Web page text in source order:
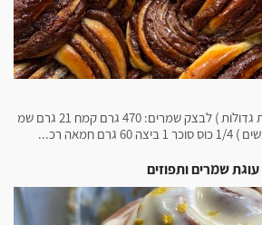
צמת שמרים נוטלה ( 2 צמות גדולות ) לבצק שמרים: 470 גרם קמח 21 גרם שמ
עוגת שמרים ותפוזים